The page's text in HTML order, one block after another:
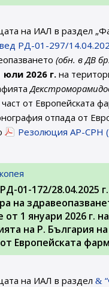
на ИАЛ в раздел
РД-01-297/
(обн. в ДВ
юли 2026 г.на
от Европейската
отпада от
Резолюция AP-CPH
01-172/28.04.2025
на
от 1 януари 2026 г. на
на Р. България
Европейската
на ИАЛ в раздел